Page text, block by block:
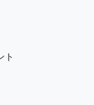
ト